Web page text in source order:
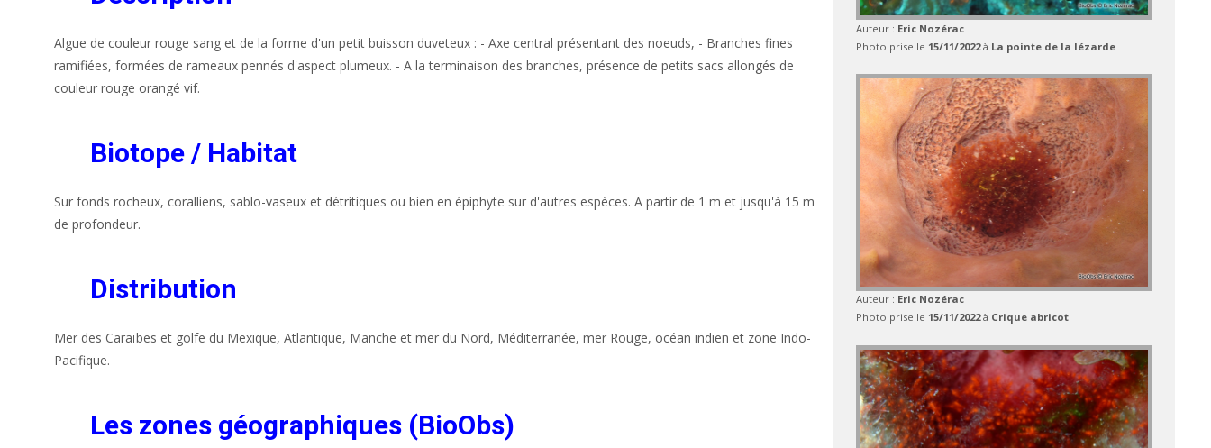
Algue de couleur rouge sang et de la forme d'un petit buisson duveteux : - Axe central présentant des noeuds, - Branches fines
ramifiées, formées de rameaux pennés d'aspect plumeux. - A la terminaison des branches, présence de petits sacs allongés de
couleur rouge orangé vif.
Biotope / Habitat
Sur fonds rocheux, coralliens, sablo-vaseux et détritiques ou bien en épiphyte sur d'autres espèces. A partir de 1 m et jusqu'à 15 m
de profondeur.
Distribution
Mer des Caraïbes et golfe du Mexique, Atlantique, Manche et mer du Nord, Méditerranée, mer Rouge, océan indien et zone Indo-
Pacifique.
Les zones géographiques (BioObs)
Auteur : Eric Nozérac
Photo prise le 15/11/2022à La pointe de la lézarde
Auteur : Eric Nozérac
Photo prise le 15/11/2022à Crique abricot